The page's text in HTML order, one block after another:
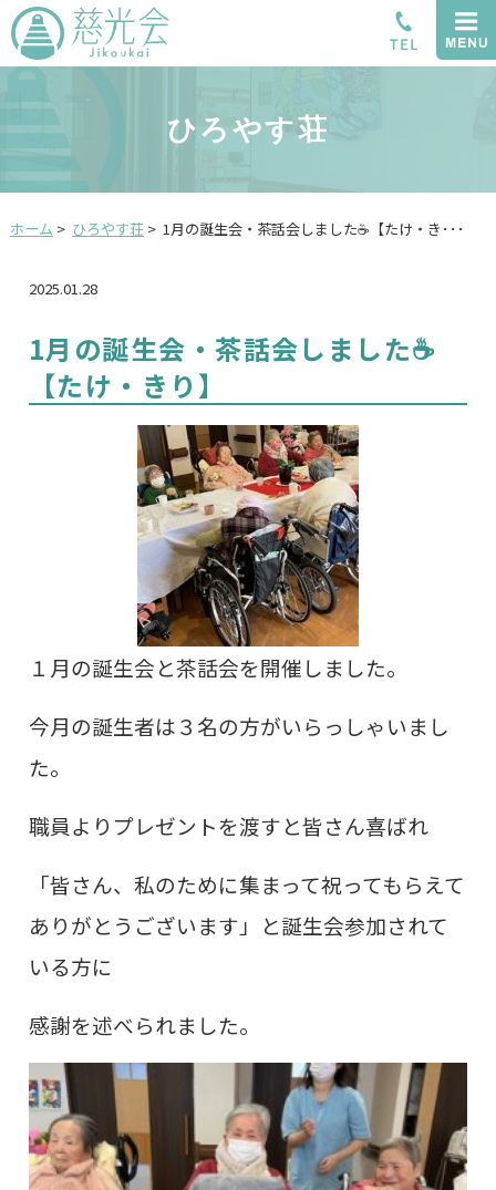
ひろやす荘
ホーム > ひろやす荘> 1月の誕生会・茶話会しました☕【たけ・き･･･
2025.01.28
1月の誕生会・茶話会しました☕
【たけ・きり】
１月の誕生会と茶話会を開催しました。
今月の誕生者は３名の方がいらっしゃいまし
た。
職員よりプレゼントを渡すと皆さん喜ばれ
「皆さん、私のために集まって祝ってもらえて
ありがとうございます」と誕生会参加されて
いる方に
感謝を述べられました。